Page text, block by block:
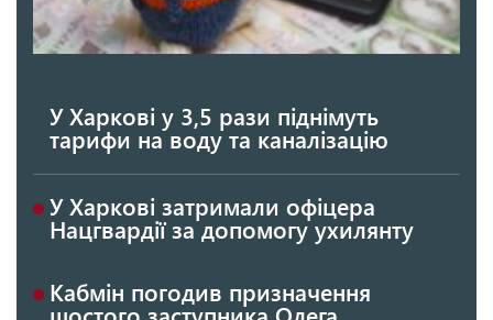
У Харкові у 3,5 рази піднімуть
тарифи на воду та каналізацію
У Харкові затримали офіцера
Нацгвардії за допомогу ухилянту
Кабмін погодив призначення